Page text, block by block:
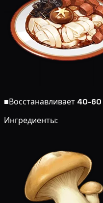
■Восстанавливает 40-60
Ингредиенты: